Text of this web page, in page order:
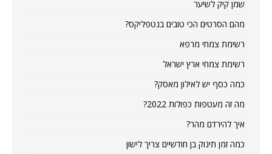
שמן קיק לשיער
מהם הסרטים הכי טובים בנטפליקס?
רשימת צמחי מרפא
רשימת צמחי ארץ ישראל
כמה כסף יש לאילון מאסק?
מה זה מעטפות כפולות 2022?
איך להירדם מהר?
כמה זמן תינוק בן חודשיים צריך לישון